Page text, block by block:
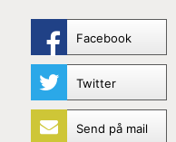
Facebook
Twitter
Send på mail